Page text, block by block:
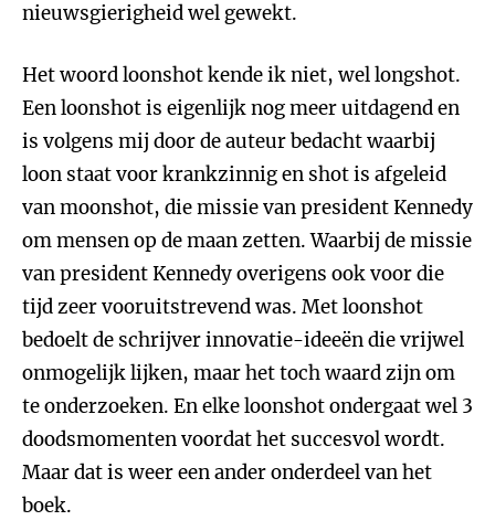
nieuwsgierigheid wel gewekt.
Het woord loonshot kende ik niet, wel longshot.
Een loonshot is eigenlijk nog meer uitdagend en
is volgens mij door de auteur bedacht waarbij
loon staat voor krankzinnig en shot is afgeleid
van moonshot, die missie van president Kennedy
om mensen op de maan zetten. Waarbij de missie
van president Kennedy overigens ook voor die
tijd zeer vooruitstrevend was. Met loonshot
bedoelt de schrijver innovatie-ideeën die vrijwel
onmogelijk lijken, maar het toch waard zijn om
te onderzoeken. En elke loonshot ondergaat wel 3
doodsmomenten voordat het succesvol wordt.
Maar dat is weer een ander onderdeel van het
boek.